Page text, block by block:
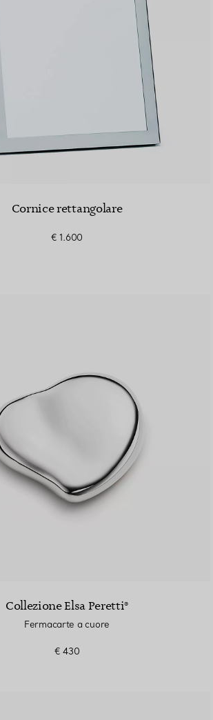
Cornice rettangolare
€ 1.600
Collezione Elsa Peretti®
Fermacarte a cuore
€ 430